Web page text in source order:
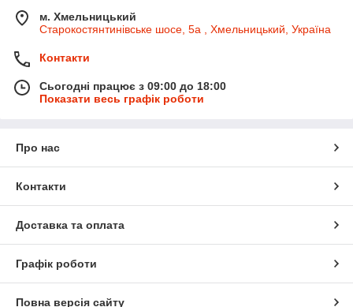
м. Хмельницький
Старокостянтинівське шосе, 5а , Хмельницький, Україна
Контакти
Сьогодні працює з 09:00 до 18:00
Показати весь графік роботи
Про нас
Контакти
Доставка та оплата
Графік роботи
Повна версія сайту